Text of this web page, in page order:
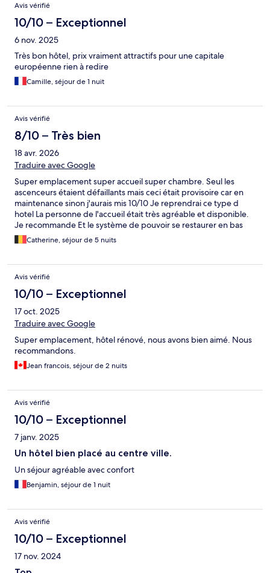
Avis vérifié
10/10 – Exceptionnel
6 nov. 2025
Très bon hôtel, prix vraiment attractifs pour une capitale
européenne rien à redire
Camille, séjour de 1 nuit
Avis vérifié
8/10 – Très bien
18 avr. 2026
Traduire avec Google
Super emplacement super accueil super chambre. Seul les
ascenceurs étaient défaillants mais ceci était provisoire car en
maintenance sinon j'aurais mis 10/10 Je reprendrai ce type d
hotel La personne de l'accueil était très agréable et disponible.
Je recommande Et le système de pouvoir se restaurer en bas
était aussi très bien venu et très bien organisé. Bravo
Catherine, séjour de 5 nuits
Avis vérifié
10/10 – Exceptionnel
17 oct. 2025
Traduire avec Google
Super emplacement, hôtel rénové, nous avons bien aimé. Nous
recommandons.
Jean francois, séjour de 2 nuits
Avis vérifié
10/10 – Exceptionnel
7 janv. 2025
Un hôtel bien placé au centre ville.
Un séjour agréable avec confort
Benjamin, séjour de 1 nuit
Avis vérifié
10/10 – Exceptionnel
17 nov. 2024